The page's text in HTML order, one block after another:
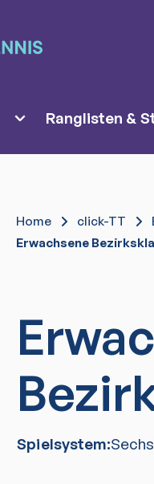
Ranglisten &
Home click-TT
Erwachsene
Spielsystem: